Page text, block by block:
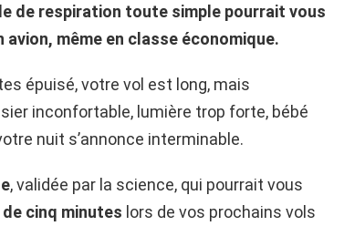
de respiration toute simple pourrait vous
même en classe économique.
épuisé, votre vol est long, mais
inconfortable, lumière trop forte, bébé
nuit s’annonce interminable.
, validée par la science, qui pourrait vous
cinq minutes lors de vos prochains vols